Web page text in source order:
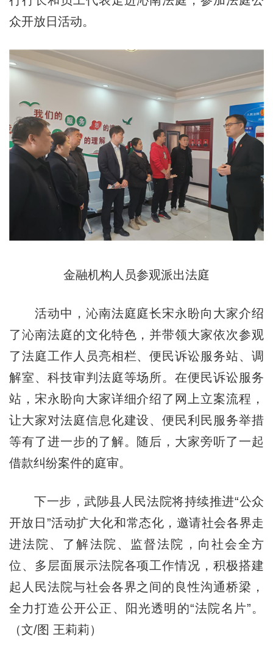
众开放日活动。
金融机构人员参观派出法庭
活动中，沁南法庭庭长宋永盼向大家介绍
了沁南法庭的文化特色，并带领大家依次参观
了法庭工作人员亮相栏、便民诉讼服务站、调
解室、科技审判法庭等场所。在便民诉讼服务
站，宋永盼向大家详细介绍了网上立案流程，
让大家对法庭信息化建设、便民利民服务举措
等有了进一步的了解。随后，大家旁听了一起
借款纠纷案件的庭审。
下一步，武陟县人民法院将持续推进“公众
开放日”活动扩大化和常态化，邀请社会各界走
进法院、了解法院、监督法院，向社会全方
位、多层面展示法院各项工作情况，积极搭建
起人民法院与社会各界之间的良性沟通桥梁，
全力打造公开公正、阳光透明的“法院名片”。
（文/图 王莉莉）